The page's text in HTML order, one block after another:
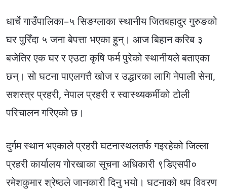
धार्चे गाउँपालिका–५ सिङग्लाका स्थानीय जितबहादुर गुरुङको
घर पुरिँदा ५ जना बेपत्ता भएका हुन्। आज बिहान करिब ३
बजेतिर एक घर र एउटा कृषि फर्म पुरेको स्थानीयले बताएका
छन्। सो घटना पाएलगत्तै खोज र उद्धारका लागि नेपाली सेना,
सशस्त्र प्रहरी, नेपाल प्रहरी र स्वास्थ्यकर्मीको टोली
परिचालन गरिएको छ।
दुर्गम स्थान भएकाले प्रहरी घटनास्थलतर्फ गइरहेको जिल्ला
प्रहरी कार्यालय गोरखाका सूचना अधिकारी ९डिएसपी०
रमेशकुमार श्रेष्ठले जानकारी दिनु भयो। घटनाको थप विवरण